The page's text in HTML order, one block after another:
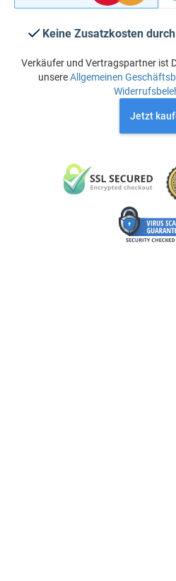
Keine Zusatzkosten
Verkäufer und Vertragspartner ist
unsereAllgemeinen
Jetzt